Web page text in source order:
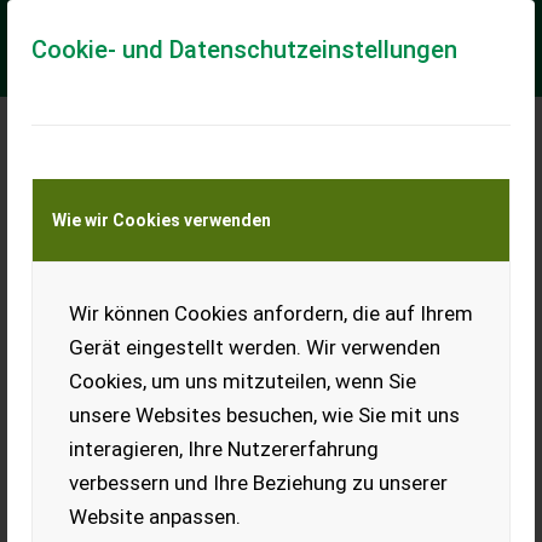
Cookie- und Datenschutzeinstellungen
Wie wir Cookies verwenden
Wir können Cookies anfordern, die auf Ihrem
Gerät eingestellt werden. Wir verwenden
Cookies, um uns mitzuteilen, wenn Sie
unsere Websites besuchen, wie Sie mit uns
interagieren, Ihre Nutzererfahrung
verbessern und Ihre Beziehung zu unserer
Website anpassen.
Meine Transportkostenanfrage
Transport von Land- und Baumaschinen –
KEINE Tiertransporte
Räder
(Kompletträder) mit
Sommerreifen
Vier Räder mit Sommerreifen
(Kompletträder), Größe:
185/65 R15, auf Alufelgen,
Reifenprofil 50%.